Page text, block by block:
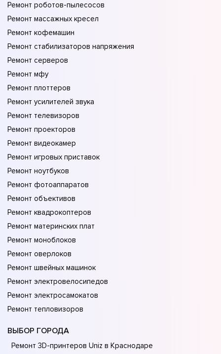
Ремонт роботов-пылесосов
Ремонт массажных кресел
Ремонт кофемашин
Ремонт стабилизаторов напряжения
Ремонт серверов
Ремонт мфу
Ремонт плоттеров
Ремонт усилителей звука
Ремонт телевизоров
Ремонт проекторов
Ремонт видеокамер
Ремонт игровых приставок
Ремонт ноутбуков
Ремонт фотоаппаратов
Ремонт объективов
Ремонт квадрокоптеров
Ремонт материнских плат
Ремонт моноблоков
Ремонт оверлоков
Ремонт швейных машинок
Ремонт электровелосипедов
Ремонт электросамокатов
Ремонт тепловизоров
ВЫБОР ГОРОДА
Ремонт 3D-принтеров Uniz в Краснодаре